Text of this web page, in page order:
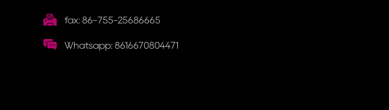
fax: 86-755-25686665
Whatsapp: 8616670804471